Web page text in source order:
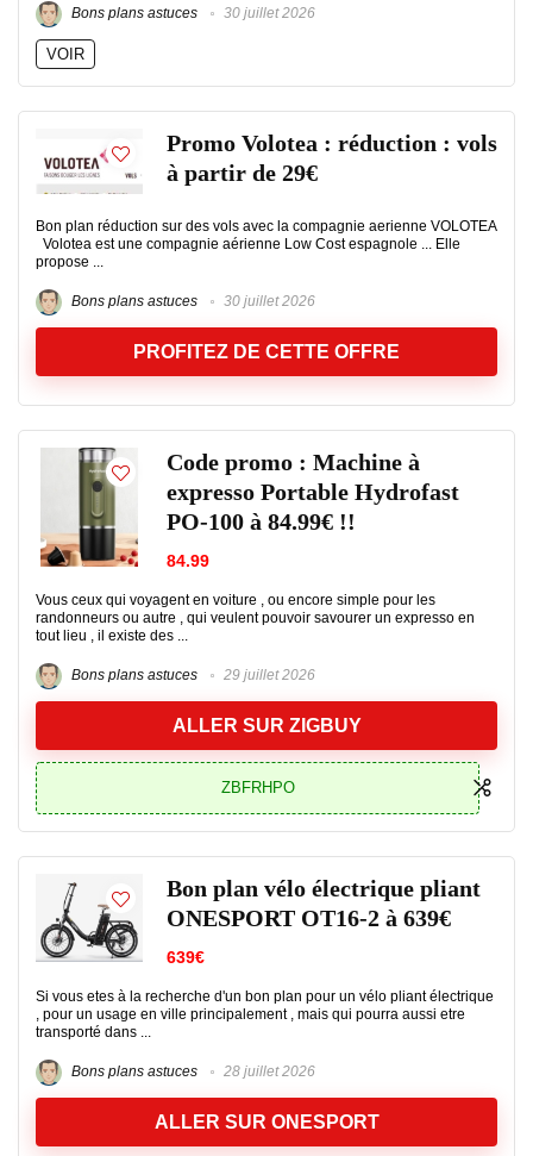
Bons plans astuces 30 juillet 2026
VOIR
Promo Volotea : réduction : vols
à partir de 29€
Bon plan réduction sur des vols avec la compagnie aerienne VOLOTEA
Volotea est une compagnie aérienne Low Cost espagnole ... Elle
propose ...
Bons plans astuces 30 juillet 2026
PROFITEZ DE CETTE OFFRE
Code promo : Machine à
expresso Portable Hydrofast
PO-100 à 84.99€ !!
84.99
Vous ceux qui voyagent en voiture , ou encore simple pour les
randonneurs ou autre , qui veulent pouvoir savourer un expresso en
tout lieu , il existe des ...
Bons plans astuces 29 juillet 2026
ALLER SUR ZIGBUY
ZBFRHPO
Bon plan vélo électrique pliant
ONESPORT OT16-2 à 639€
639€
Si vous etes à la recherche d'un bon plan pour un vélo pliant électrique
, pour un usage en ville principalement , mais qui pourra aussi etre
transporté dans ...
Bons plans astuces 28 juillet 2026
ALLER SUR ONESPORT